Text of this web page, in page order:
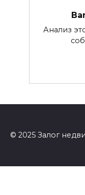
Анализ
© 2025 Залог